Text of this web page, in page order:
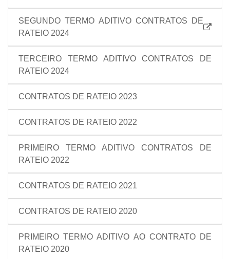
SEGUNDO TERMO ADITIVO CONTRATOS DE
RATEIO 2024
TERCEIRO TERMO ADITIVO CONTRATOS DE
RATEIO 2024
CONTRATOS DE RATEIO 2023
CONTRATOS DE RATEIO 2022
PRIMEIRO TERMO ADITIVO CONTRATOS DE
RATEIO 2022
CONTRATOS DE RATEIO 2021
CONTRATOS DE RATEIO 2020
PRIMEIRO TERMO ADITIVO AO CONTRATO DE
RATEIO 2020